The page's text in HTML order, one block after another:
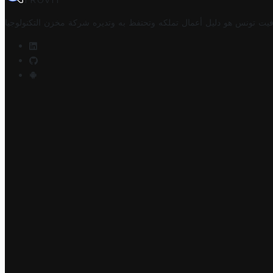
تونس هو دليل أعمال تملكه وتحتفظ به وتديره شركة مخزن التكنولوجيا